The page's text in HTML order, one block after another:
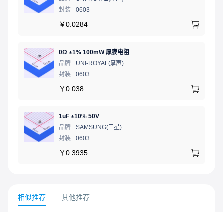
封装
0603
￥0.0284
0Ω ±1% 100mW 厚膜电阻
品牌
UNI-ROYAL(厚声)
封装
0603
￥0.038
1uF ±10% 50V
品牌
SAMSUNG(三星)
封装
0603
￥0.3935
相似推荐 其他推荐